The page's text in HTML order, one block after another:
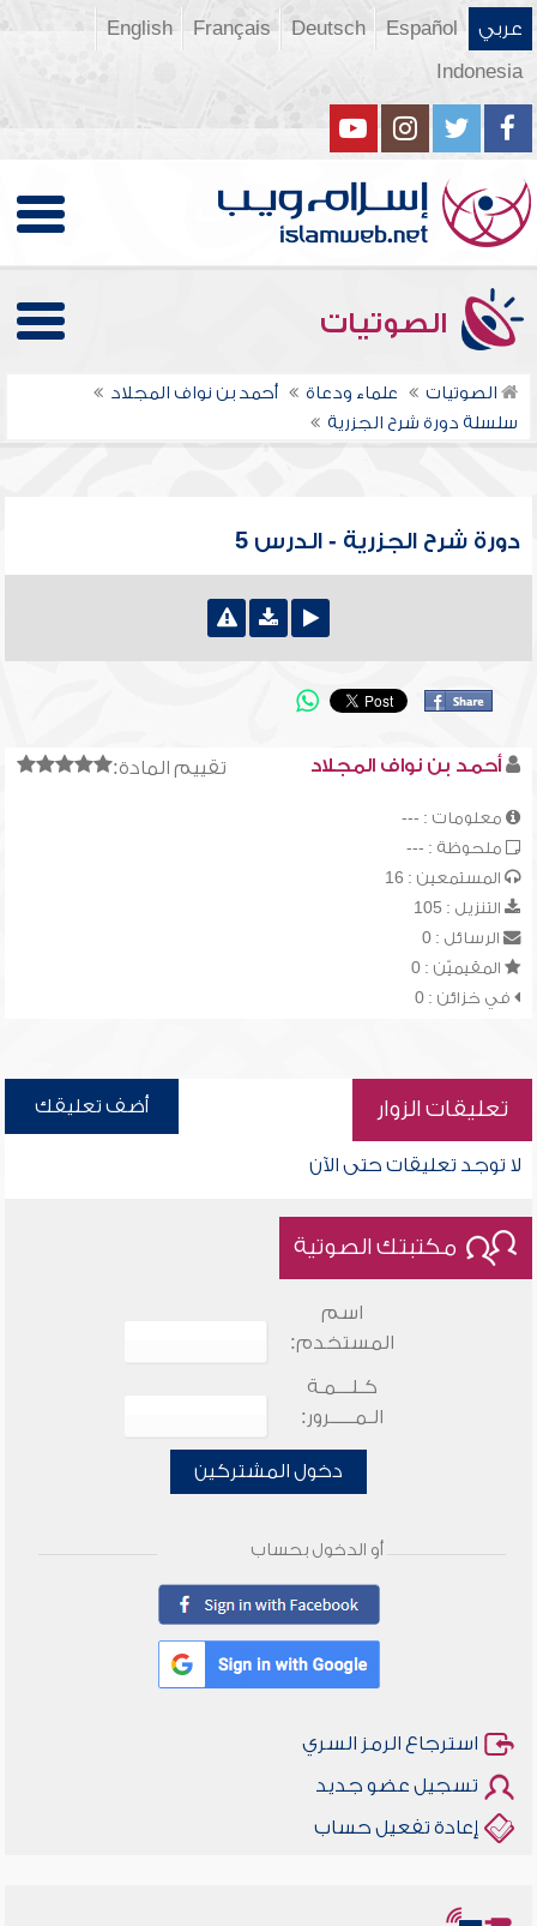
عربي Español
Deutsch
Français
English
Indonesia
الصوتيات
الصوتيات علماء ودعاة
أحمد بن نواف المجلاد
سلسلة دورة شرح الجزرية
دورة شرح الجزرية - الدرس 5
تقييم المادة: أحمد بن نواف المجلاد
معلومات : ---
ملحوظة : ---
المستمعين : 16
التنزيل : 105
الرسائل : 0
المقيميّن : 0
في خزائن : 0
تعليقات الزوار أضف تعليقك
لا توجد تعليقات حتى الآن
مكتبتك الصوتية
اسم
المستخدم:
كـلـــمـة
الـمـــــرور:
دخول المشتركين
أو الدخول بحساب
استرجاع الرمز السري
تسجيل عضو جديد
إعادة تفعيل حساب